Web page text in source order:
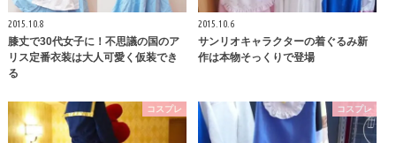
2015.10.8
膝丈で30代女子に！不思議の国のア
リス定番衣装は大人可愛く仮装でき
る
2015.10.6
サンリオキャラクターの着ぐるみ新
作は本物そっくりで登場
コスプレ コスプレ